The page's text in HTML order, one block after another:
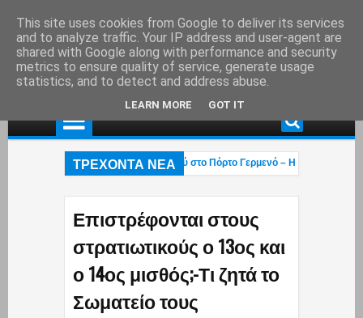
ΤΡΕΧΟΝΤΑ ΝΕΑ
Στάχτη το εξοχικό του ηθοποιού στο Πόρτο Γερμενό – Η ανάρτηση του
Επιστρέφονται στους
στρατιωτικούς ο 13ος και
ο 14ος μισθός;-Τι ζητά το
Σωματείο τους
This site uses cookies from Google to deliver its services
and to analyze traffic. Your IP address and user-agent are
shared with Google along with performance and security
metrics to ensure quality of service, generate usage
statistics, and to detect and address abuse.
LEARN MORE GOT IT